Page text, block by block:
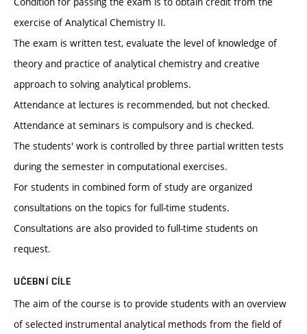
exercise of Analytical Chemistry II.
The exam is written test, evaluate the level of knowledge of
theory and practice of analytical chemistry and creative
approach to solving analytical problems.
Attendance at lectures is recommended, but not checked.
Attendance at seminars is compulsory and is checked.
The students' work is controlled by three partial written tests
during the semester in computational exercises.
For students in combined form of study are organized
consultations on the topics for full-time students.
Consultations are also provided to full-time students on
request.
UČEBNÍ CÍLE
The aim of the course is to provide students with an overview
of selected instrumental analytical methods from the field of